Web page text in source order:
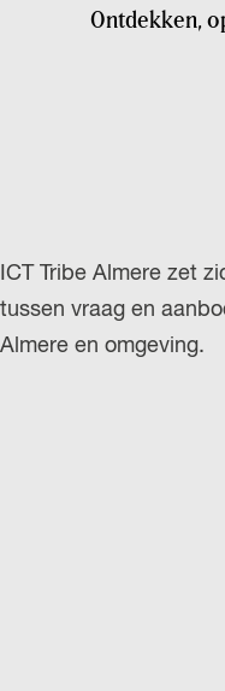
Ontdekken,
ICT Tribe Almere zet
tussen vraag en
Almere en omgeving.